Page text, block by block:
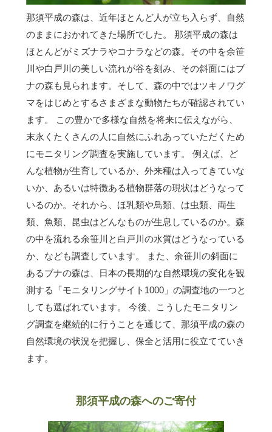
那須平成の森は、近年ほとんど人が立ち入らず、自然
のままにおかれてきた場所でした。 那須平成の森は
ほとんどがミズナラやコナラなどの森。その中を余笹
川や白戸川の美しい流れが谷を刻み、その斜面にはブ
ナの森も見られます。そして、森の中ではツキノワグ
マをはじめとするさまざまな動物たちが確認されてい
ます。 この豊かで多様な自然を将来に伝えながら、
末永くたくさんの人に自然にふれあっていただくため
にモニタリング調査を実施しています。 例えば、ど
んな植物が生育しているか、外来種は入ってきていな
いか、あるいは特徴ある植物群落の現状はどうなって
いるのか。それから、ほ乳類や鳥類、は虫類、両生
類、魚類、昆虫はどんなものが生息しているのか。森
の中を流れる余笹川と白戸川の水質はどうなっている
か、なども調査しています。 また、余笹川の斜面に
あるブナの森は、日本の長期的な自然環境の変化を観
測する「モニタリングサイト1000」の調査地の一つと
しても選ばれています。 今後、こうしたモニタリン
グ調査を継続的に行うことを通じて、那須平成の森の
自然環境の状況を把握し、保全と活用に役立てていき
ます。
那須平成の森へのご寄付